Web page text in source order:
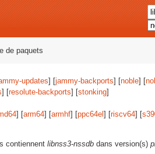
de paquets
updates] [jammy-backports] [noble] [
] [resolute-backports] [stonking]
] [arm64] [armhf] [ppc64el ] [riscv64] [
contiennent libnss3-nssdb dans version(s)